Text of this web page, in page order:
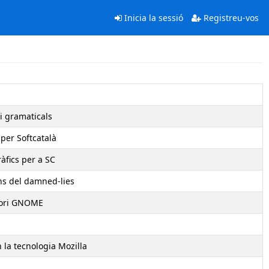
Inicia la sessió Registreu-vos
gramaticals
Softcatalà
per a SC
del damned-lies
GNOME
la tecnologia Mozilla